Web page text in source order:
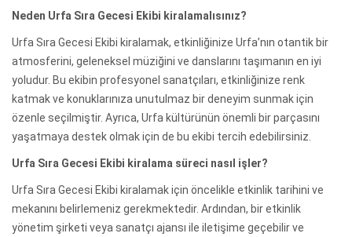
Neden Urfa Sıra Gecesi Ekibi kiralamalısınız?
Urfa Sıra Gecesi Ekibi kiralamak, etkinliğinize Urfa’nın otantik bir
atmosferini, geleneksel müziğini ve danslarını taşımanın en iyi
yoludur. Bu ekibin profesyonel sanatçıları, etkinliğinize renk
katmak ve konuklarınıza unutulmaz bir deneyim sunmak için
özenle seçilmiştir. Ayrıca, Urfa kültürünün önemli bir parçasını
yaşatmaya destek olmak için de bu ekibi tercih edebilirsiniz.
Urfa Sıra Gecesi Ekibi kiralama süreci nasıl işler?
Urfa Sıra Gecesi Ekibi kiralamak için öncelikle etkinlik tarihini ve
mekanını belirlemeniz gerekmektedir. Ardından, bir etkinlik
yönetim şirketi veya sanatçı ajansı ile iletişime geçebilir ve